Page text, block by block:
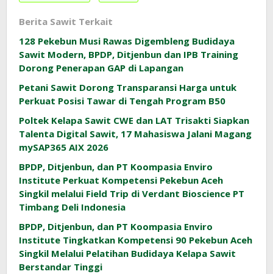
Berita Sawit Terkait
128 Pekebun Musi Rawas Digembleng Budidaya
Sawit Modern, BPDP, Ditjenbun dan IPB Training
Dorong Penerapan GAP di Lapangan
Petani Sawit Dorong Transparansi Harga untuk
Perkuat Posisi Tawar di Tengah Program B50
Poltek Kelapa Sawit CWE dan LAT Trisakti Siapkan
Talenta Digital Sawit, 17 Mahasiswa Jalani Magang
mySAP365 AIX 2026
BPDP, Ditjenbun, dan PT Koompasia Enviro
Institute Perkuat Kompetensi Pekebun Aceh
Singkil melalui Field Trip di Verdant Bioscience PT
Timbang Deli Indonesia
BPDP, Ditjenbun, dan PT Koompasia Enviro
Institute Tingkatkan Kompetensi 90 Pekebun Aceh
Singkil Melalui Pelatihan Budidaya Kelapa Sawit
Berstandar Tinggi